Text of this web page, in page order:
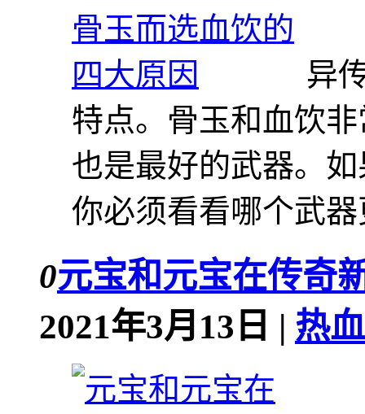
异
特点。骨玉和血饮
也是最好的武器。
你必须看看哪个武
0元宝和元宝在传奇
2021年3月13日 | 热